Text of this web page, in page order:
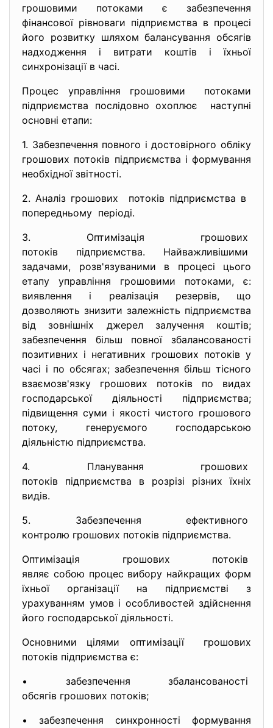
грошовими потоками є забезпечення
фінансової рівноваги підприємства в процесі
його розвитку шляхом балансування обсягів
надходження і витрати коштів і їхньої
синхронізації в часі.
Процес управління грошовими потоками
підприємства послідовно охоплює наступні
основні етапи:
1. Забезпечення повного і достовірного обліку
грошових потоків підприємства і формування
необхідної звітності.
2. Аналіз грошових потоків підприємства в
попередньому періоді.
3. Оптимізація грошових
потоків підприємства. Найважливішими
задачами, розв'язуваними в процесі цього
етапу управління грошовими потоками, є:
виявлення і реалізація резервів, що
дозволяють знизити залежність підприємства
від зовнішніх джерел залучення коштів;
забезпечення більш повної збалансованості
позитивних і негативних грошових потоків у
часі і по обсягах; забезпечення більш тісного
взаємозв'язку грошових потоків по видах
господарської діяльності підприємства;
підвищення суми і якості чистого грошового
потоку, генеруємого господарською
діяльністю підприємства.
4. Планування грошових
потоків підприємства в розрізі різних їхніх
видів.
5. Забезпечення ефективного
контролю грошових потоків підприємства.
Оптимізація грошових потоків
являє собою процес вибору найкращих форм
їхньої організації на підприємстві з
урахуванням умов і особливостей здійснення
його господарської діяльності.
Основними цілями оптимізації грошових
потоків підприємства є:
• забезпечення збалансованості
обсягів грошових потоків;
• забезпечення синхронності формування